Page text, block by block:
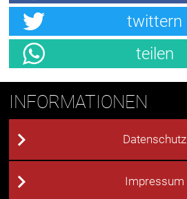
twittern
teilen
INFORMATIONEN
Datenschutz
Impressum